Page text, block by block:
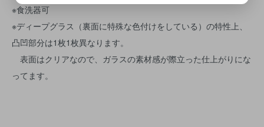
※食洗器可
※ディープグラス（裏面に特殊な色付けをしている）の特性上、
凸凹部分は1枚1枚異なります。
表面はクリアなので、ガラスの素材感が際立った仕上がりにな
ってます。